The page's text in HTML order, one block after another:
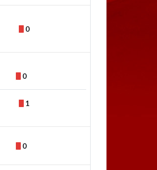
0
0
1
0